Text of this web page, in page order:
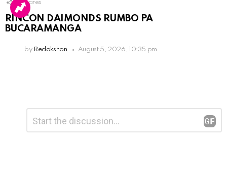
Shares
RINCON DAIMONDS RUMBO PA
BUCARAMANGA
by Redakshon August 5, 2026, 10:35 pm
Reply